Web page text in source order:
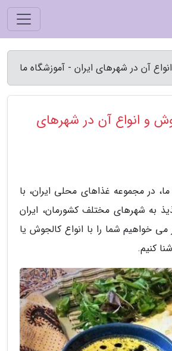
آن در شهرهای ایران - آموزشگاه ما
و انواع آن در شهرهای
در مجموعه غذاهای محلی ایران، با
به شهرهای مختلف کشورمان، ایران
خواهیم شما را با انواع کالجوش یا
کنیم.